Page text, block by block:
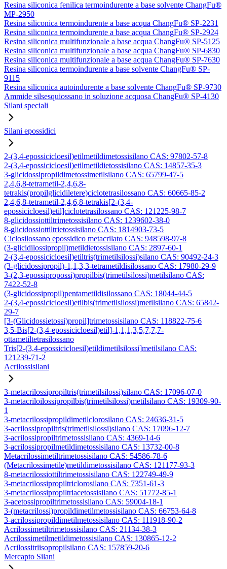
Resina siliconica fenilica termoindurente a base solvente ChangFu®
MP-2950
Resina siliconica termoindurente a base acqua ChangFu® SP-2231
Resina siliconica termoindurente a base acqua ChangFu® SP-2924
Resina siliconica multifunzionale a base acqua ChangFu® SP-5125
Resina siliconica multifunzionale a base acqua ChangFu® SP-6830
Resina siliconica multifunzionale a base acqua ChangFu® SP-7630
Resina siliconica termoindurente a base solvente ChangFu® SP-
9115
Resina siliconica autoindurente a base solvente ChangFu® SP-9730
Ammide silsesquiossano in soluzione acquosa ChangFu® SP-4130
Silani speciali
Silani epossidici
2-(3,4-epossicicloesil)etilmetildimetossisilano CAS: 97802-57-8
2-(3,4-epossicicloesil)etilmetildietossisilano CAS: 14857-35-3
3-glicidossipropildimetossimetilsilano CAS: 65799-47-5
2,4,6,8-tetrametil-2,4,6,8-
tetrakis(propilglicidiletere)ciclotetrasilossano CAS: 60665-85-2
2,4,6,8-tetrametil-2,4,6,8-tetrakis[2-(3,4-
epossicicloesil)etil]ciclotetrasilossano CAS: 121225-98-7
8-glicidossiottiltrimetossisilano CAS: 1239602-38-0
8-glicidossiottiltrietossisilano CAS: 1814903-73-5
Ciclosilossano epossidico metacrilato CAS: 948598-97-8
(3-glicidilossipropil)metildietossisilano CAS: 2897-60-1
2-(3,4-epossicicloesil)etiltris(trimetilsilossi)silano CAS: 90492-24-3
(3-glicidossipropil)-1,1,3,3-tetrametildisilossano CAS: 17980-29-9
3-(2,3-epossipropossi)propilbis(trimetilsilossi)metilsilano CAS:
7422-52-8
(3-glicidossipropil)pentametildisilossano CAS: 18044-44-5
2-(3,4-epossicicloesil)etilbis(trimetilsilossi)metilsilano CAS: 65842-
29-7
[3-(Glicidossietossi)propil]trimetossisilano CAS: 118822-75-6
3,5-Bis[2-(3,4-epossicicloesil)etil]-1,1,1,3,5,7,7,7-
ottametiltetrasilossano
Tris[2-(3,4-epossicicloesil)etildimetilsilossi]metilsilano CAS:
121239-71-2
Acrilossisilani
3-metacrilossipropiltris(trimetilsilossi)silano CAS: 17096-07-0
3-metacriloilossipropilbis(trimetilsilossi)metilsilano CAS: 19309-90-
1
3-metacrilossipropildimetilclorosilano CAS: 24636-31-5
3-acrilossipropiltris(trimetilsilossi)silano CAS: 17096-12-7
3-acrilossipropiltrimetossisilano CAS: 4369-14-6
3-acrilossipropilmetildimetossisilano CAS: 13732-00-8
Metacrilossimetiltrimetossisilano CAS: 54586-78-6
(Metacrilossimetile)metildimetossisilano CAS: 121177-93-3
8-metacrilossiottiltrimetossisilano CAS: 122749-49-9
3-metacrilossipropiltriclorosilano CAS: 7351-61-3
3-metacrilossipropiltriacetossisilano CAS: 51772-85-1
3-acetossipropiltrimetossisilano CAS: 59004-18-1
3-(metacrilossi)propildimetilmetossisilano CAS: 66753-64-8
3-acrilossipropildimetilmetossisilano CAS: 111918-90-2
Acrilossimetiltrimetossisilano CAS: 21134-38-3
Acrilossimetilmetildimetossisilano CAS: 130865-12-2
Acrilossitriisopropilsilano CAS: 157859-20-6
Mercapto Silani